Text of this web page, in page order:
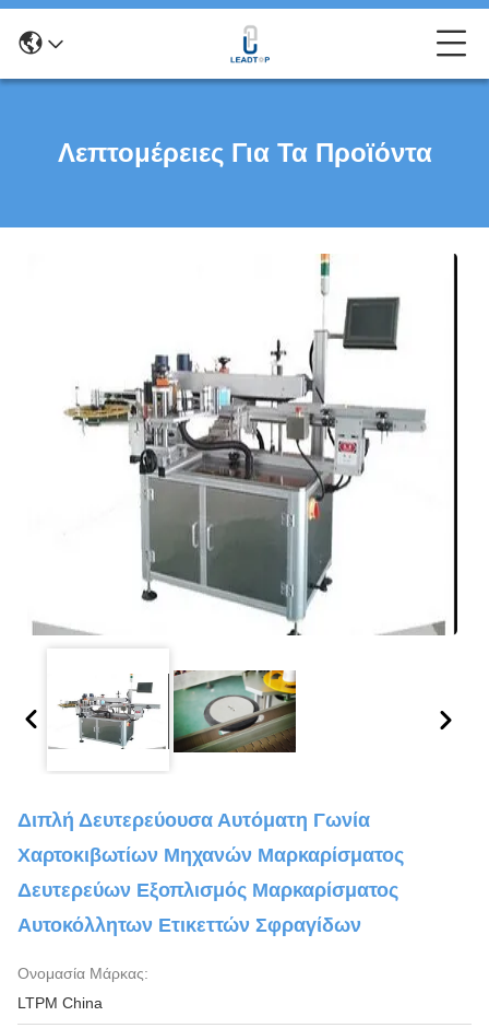
Λεπτομέρειες Για Τα Προϊόντα
Διπλή Δευτερεύουσα Αυτόματη Γωνία
Χαρτοκιβωτίων Μηχανών Μαρκαρίσματος
Δευτερεύων Εξοπλισμός Μαρκαρίσματος
Αυτοκόλλητων Ετικεττών Σφραγίδων
Ονομασία Μάρκας:
LTPM China